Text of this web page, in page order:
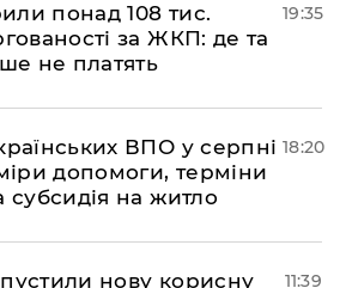
понад 108 тис.
за ЖКП: де та
не платять
19:35
ВПО у серпні
допомоги, терміни
субсидія на житло
18:20
нову корисну
11:39